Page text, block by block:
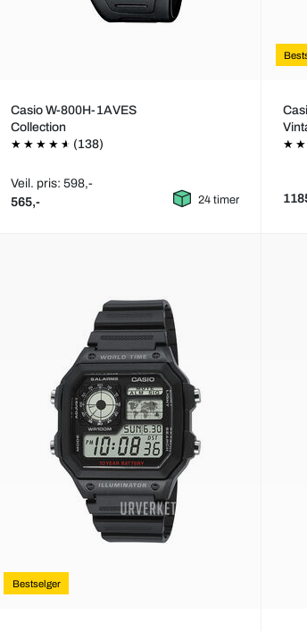
Casio W-800H-1AVES
Collection
(138)
Veil. pris: 598,-
565,- 24 timer
Bestselger